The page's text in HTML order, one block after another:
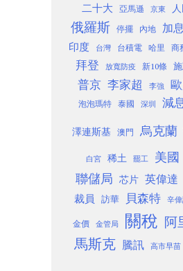
二十大 亞馬遜 京東
俄羅斯 停擺 內地 加息
印度
台灣 台積電 哈里 商
拜登 放寬防疫 新10條
普京 李家超 李強
泡泡瑪特 泰國 深圳 減
澤連斯基 澳門 烏克蘭
白宮 稀土 罷工 美國
聯儲局 芯片 英偉達
裁員 訪華 貝森特 辛
金價 金管局 關稅 阿
馬斯克 騰訊 高市早苗